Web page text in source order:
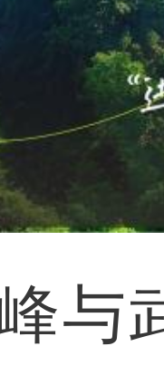
武